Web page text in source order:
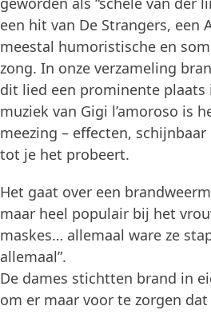
een hit van De Strangers, een
meestal humoristische en
zong. In onze verzameling
dit lied een prominente plaats
muziek van Gigi l’amoroso is
meezing – effecten,
tot je het probeert.
Het gaat over een
maar heel populair bij het
maskes… allemaal ware ze
allemaal”.
De dames stichtten brand in
om er maar voor te zorgen